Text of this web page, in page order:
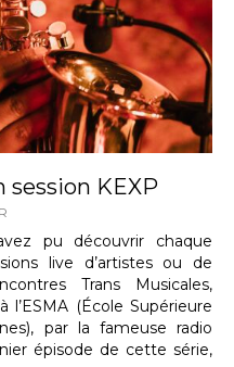
session KEXP
pu découvrir chaque
live d’artistes ou de
Trans Musicales,
(École Supérieure
par la fameuse radio
épisode de cette série,